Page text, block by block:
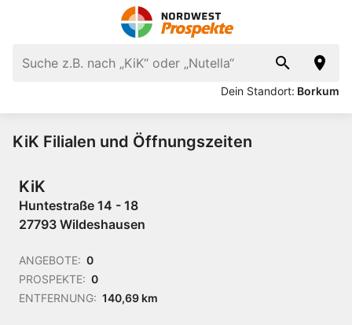
Dein Standort: Borkum
KiK Filialen und Öffnungszeiten
KiK
Huntestraße 14 - 18
27793 Wildeshausen
ANGEBOTE: 0
PROSPEKTE: 0
ENTFERNUNG: 140,69 km